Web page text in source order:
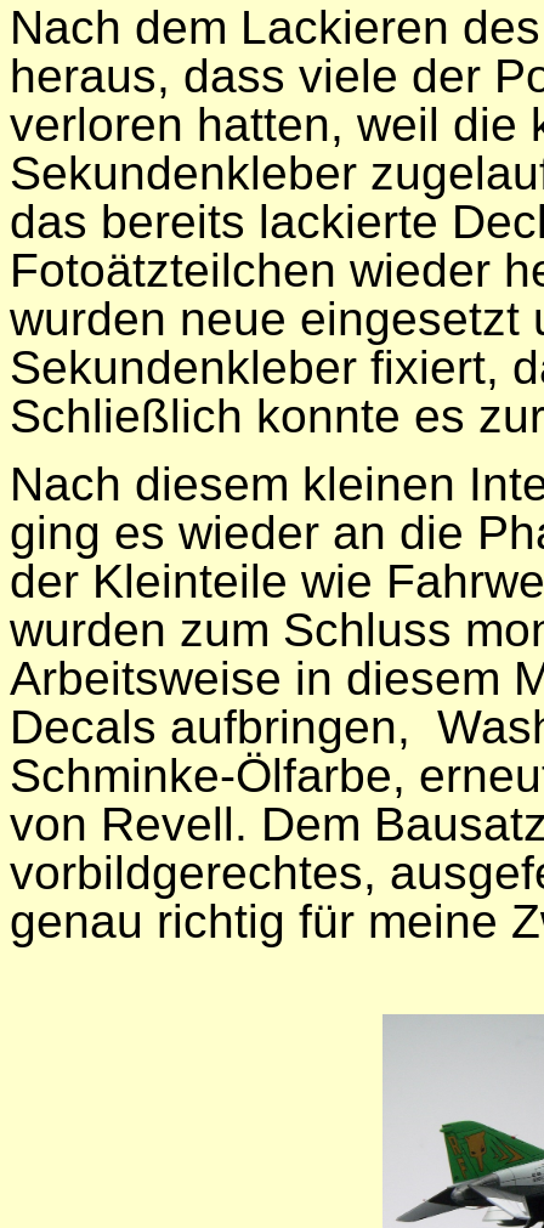
Nach dem Lackieren
heraus, dass viele der
verloren hatten, weil die
Sekundenkleber
das bereits lackierte
Fotoätzteilchen wieder
wurden neue eingesetzt
Sekundenkleber fixiert,
Schließlich konnte es
Nach diesem kleinen
ging es wieder an die
der Kleinteile wie
wurden zum Schluss
Arbeitsweise in diesem
Decals aufbringen,
Schminke-Ölfarbe,
von Revell. Dem
vorbildgerechtes,
genau richtig für meine